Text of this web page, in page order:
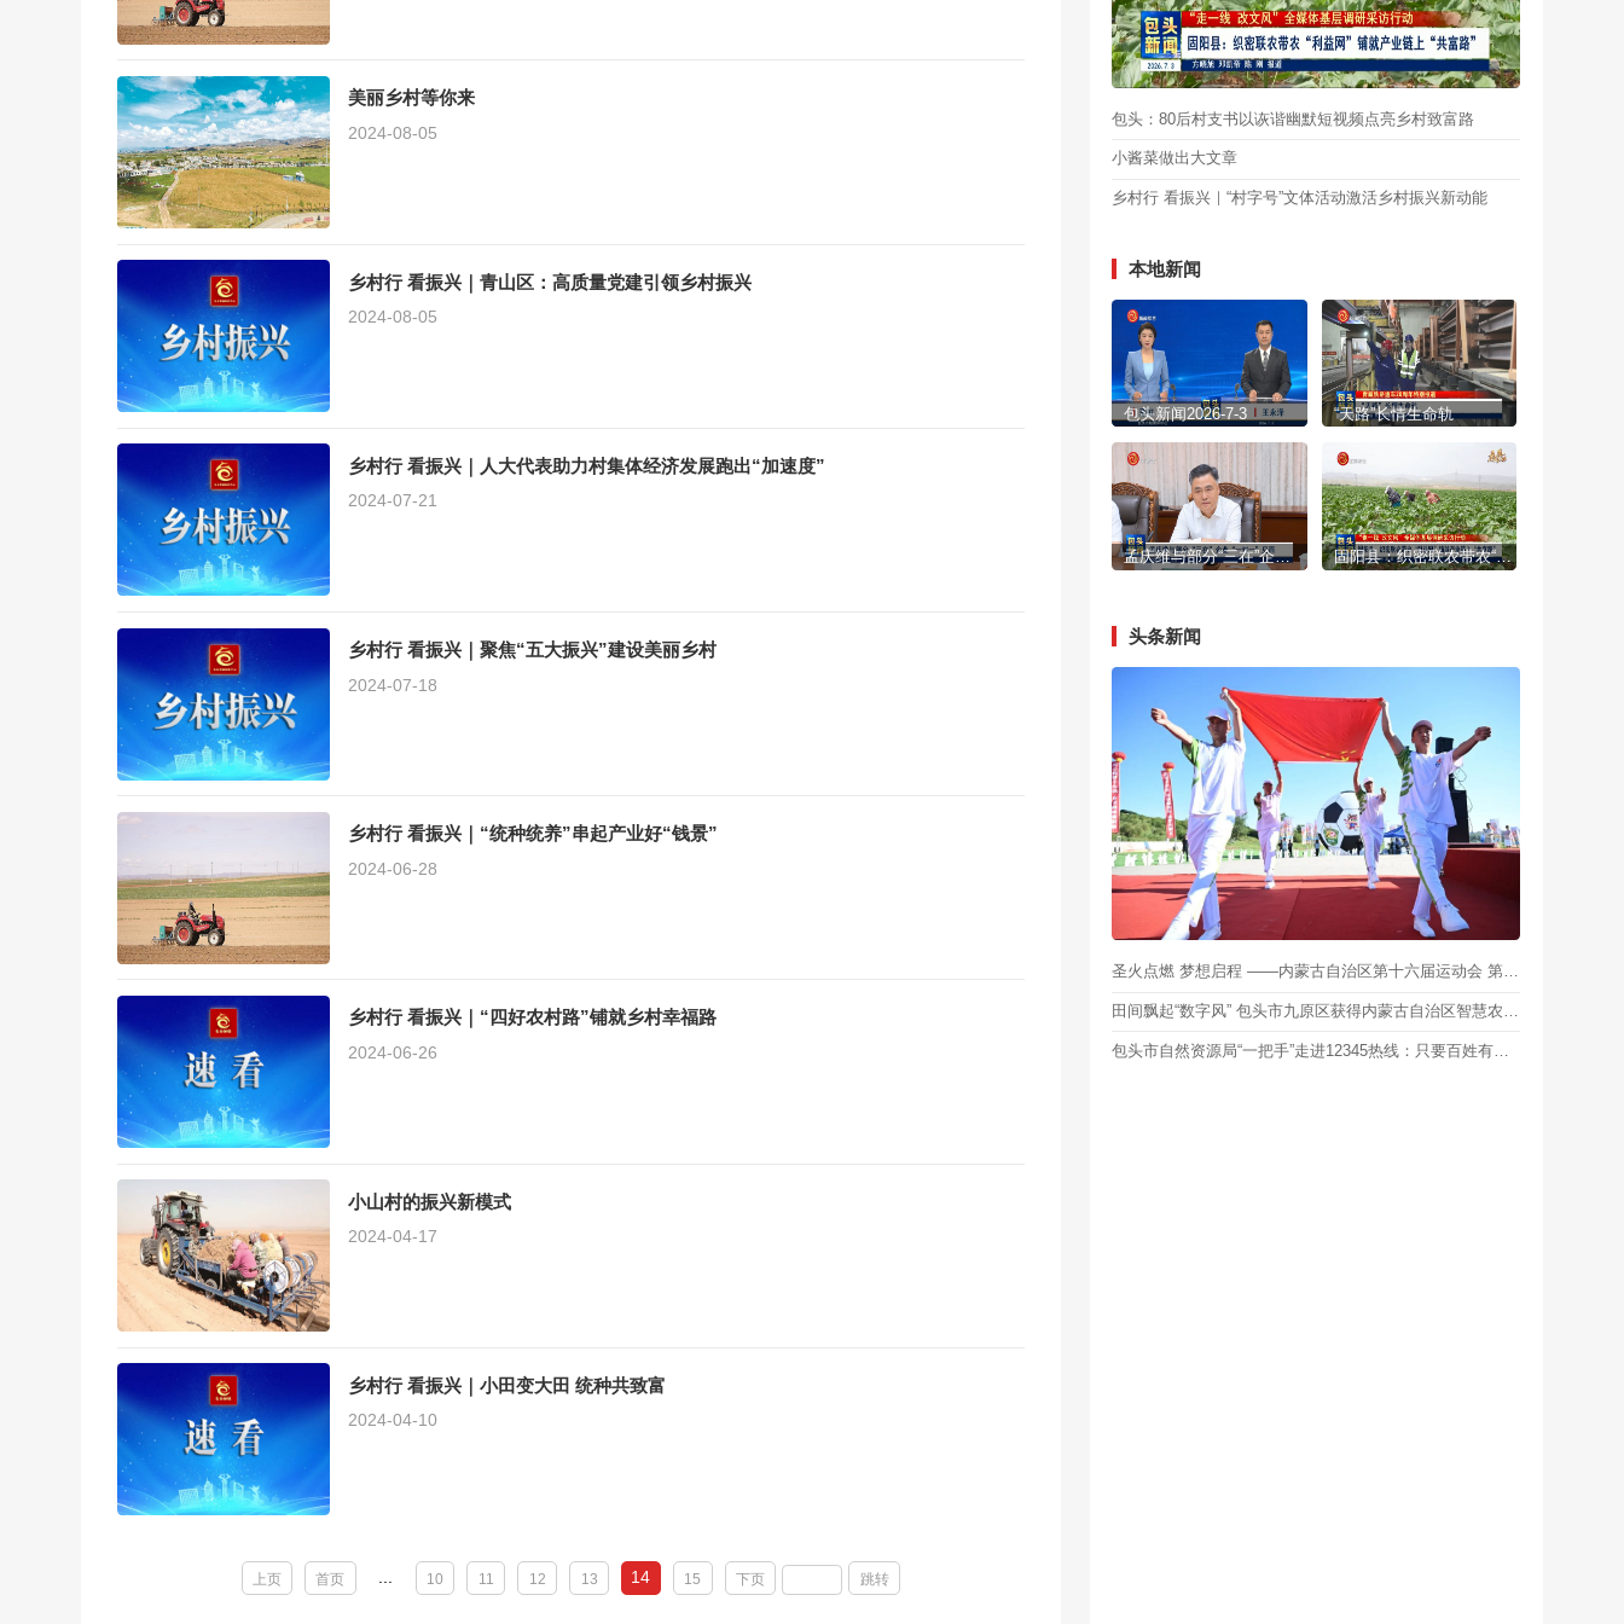
美丽乡村等你来
2024-08-05
乡村行 看振兴｜青山区：高质量党建引领乡村振兴
2024-08-05
乡村行 看振兴｜人大代表助力村集体经济发展跑出“加速度”
2024-07-21
乡村行 看振兴｜聚焦“五大振兴”建设美丽乡村
2024-07-18
乡村行 看振兴｜“统种统养”串起产业好“钱景”
2024-06-28
乡村行 看振兴｜“四好农村路”铺就乡村幸福路
2024-06-26
小山村的振兴新模式
2024-04-17
乡村行 看振兴｜小田变大田 统种共致富
2024-04-10
上页 首页 10 11 12 13 14 15 下页 跳转
包头：80后村支书以诙谐幽默短视频点亮乡村致富路
小酱菜做出大文章
乡村行 看振兴｜“村字号”文体活动激活乡村振兴新动能
本地新闻
包头新闻2026-7-3 “天路”长情生命轨
孟庆维与部分“三在”企业“一对一”见面 固阳县：织密联农带农“利益网” 铺就产业链上“共富路”
头条新闻
圣火点燃 梦想启程 ——内蒙古自治区第十六届运动会 第七届残疾人运动会暨特奥会火种采集暨火炬传递启动仪式侧记
田间飘起“数字风” 包头市九原区获得内蒙古自治区智慧农牧业“双重荣誉”